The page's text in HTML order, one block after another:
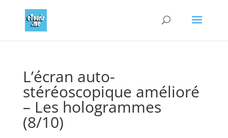
L’écran auto-
stéréoscopique amélioré
– Les hologrammes
(8/10)